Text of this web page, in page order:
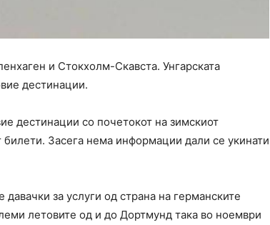
и Стокхолм-Скавста. Унгарската
дестинации.
дестинации со почетокот на зимскиот
Засега нема информации дали се укинати
за услуги од страна на германските
летовите од и до Дортмунд така во ноември